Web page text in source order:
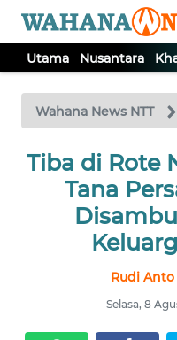
Utama Nusantara
Wahana News NTT
Tiba di Rote
Tana
Rudi
Selasa, 8
TV
Tutup
UTAMA
NUSANTARA
SERBI